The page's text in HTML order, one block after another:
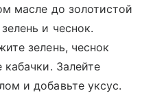
масле до золотистой
и чеснок.
зелень, чеснок
Залейте
и добавьте уксус.